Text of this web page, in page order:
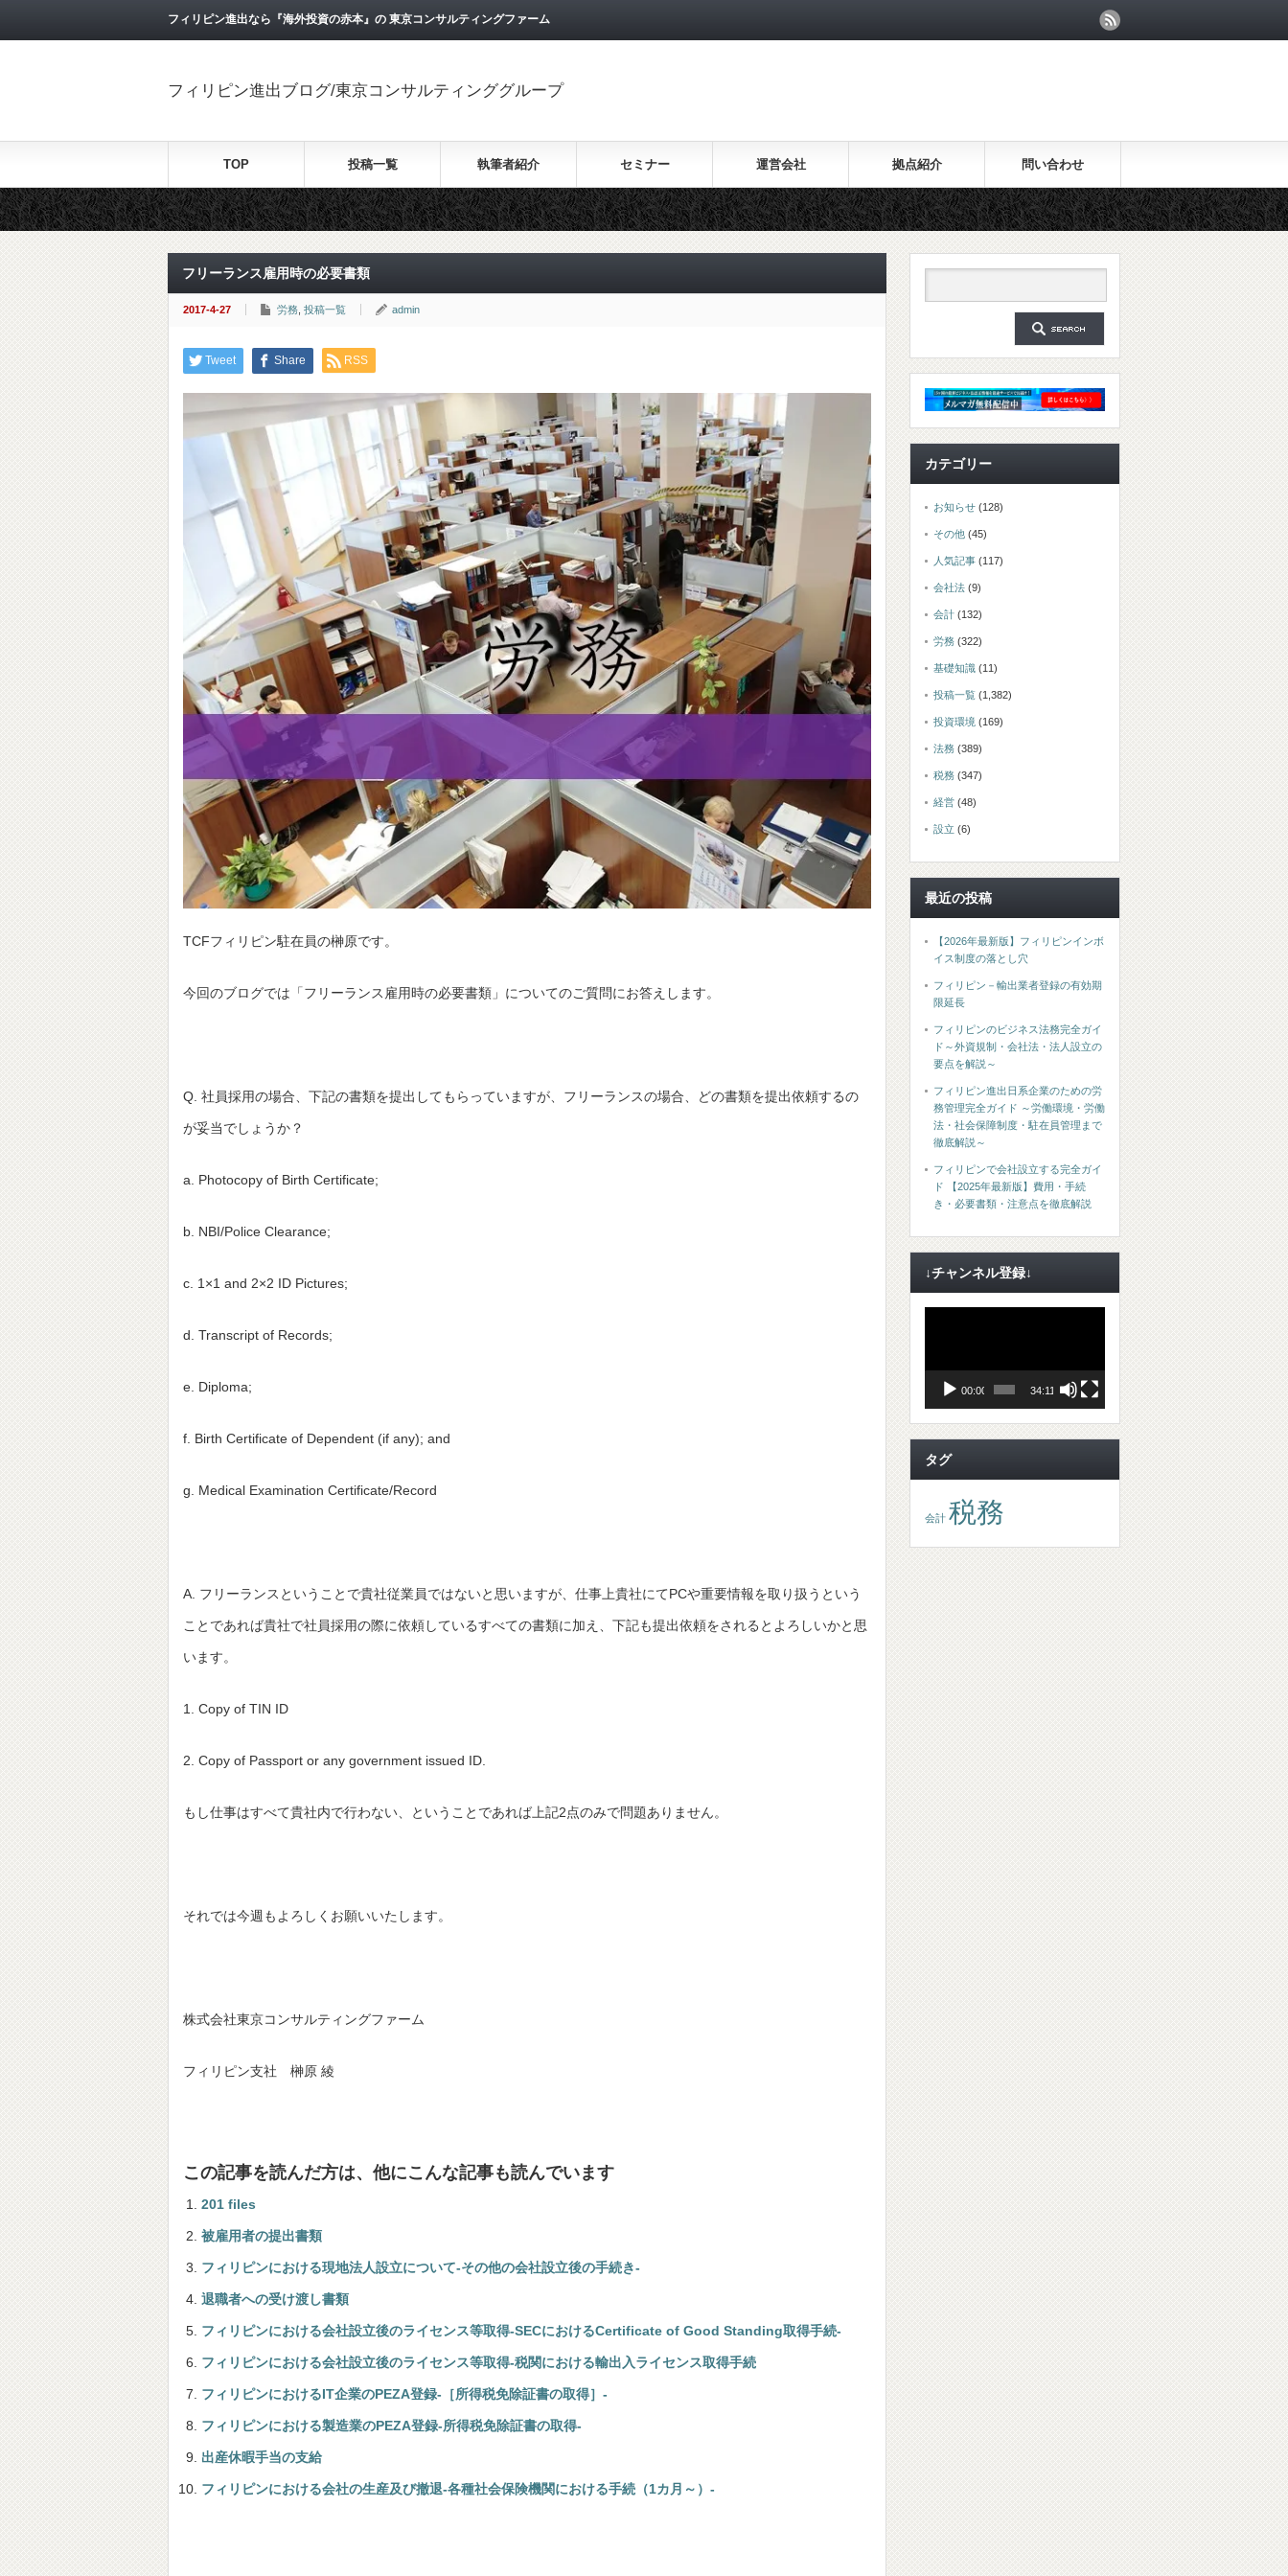
フィリピン進出なら『海外投資の赤本』の 東京コンサルティングファーム
フィリピン進出ブログ/東京コンサルティンググループ
TOP 投稿一覧 執筆者紹介 セミナー 運営会社 拠点紹介 問い合わせ
フリーランス雇用時の必要書類
2017-4-27 労務 投稿一覧 admin
Tweet Share RSS
TCFフィリピン駐在員の榊原です。
今回のブログでは「フリーランス雇用時の必要書類」についてのご質問にお答えします。
Q. 社員採用の場合、下記の書類を提出してもらっていますが、フリーランスの場合、どの書類を提出依頼するの
が妥当でしょうか？
a. Photocopy of Birth Certificate;
b. NBI/Police Clearance;
c. 1×1 and 2×2 ID Pictures;
d. Transcript of Records;
e. Diploma;
f. Birth Certificate of Dependent (if any); and
g. Medical Examination Certificate/Record
A. フリーランスということで貴社従業員ではないと思いますが、仕事上貴社にてPCや重要情報を取り扱うという
ことであれば貴社で社員採用の際に依頼しているすべての書類に加え、下記も提出依頼をされるとよろしいかと思
います。
1. Copy of TIN ID
2. Copy of Passport or any government issued ID.
もし仕事はすべて貴社内で行わない、ということであれば上記2点のみで問題ありません。
それでは今週もよろしくお願いいたします。
株式会社東京コンサルティングファーム
フィリピン支社 榊原 綾
この記事を読んだ方は、他にこんな記事も読んでいます
201 files
被雇用者の提出書類
フィリピンにおける現地法人設立について-その他の会社設立後の手続き-
退職者への受け渡し書類
フィリピンにおける会社設立後のライセンス等取得-SECにおけるCertificate of Good Standing取得手続-
フィリピンにおける会社設立後のライセンス等取得-税関における輸出入ライセンス取得手続
フィリピンにおけるIT企業のPEZA登録-［所得税免除証書の取得］-
フィリピンにおける製造業のPEZA登録-所得税免除証書の取得-
出産休暇手当の支給
フィリピンにおける会社の生産及び撤退-各種社会保険機関における手続（1カ月～）-
カテゴリー
お知らせ (128)
その他 (45)
人気記事 (117)
会社法 (9)
会計 (132)
労務 (322)
基礎知識 (11)
投稿一覧 (1,382)
投資環境 (169)
法務 (389)
税務 (347)
経営 (48)
設立 (6)
最近の投稿
【2026年最新版】フィリピンインボ
イス制度の落とし穴
フィリピン－輸出業者登録の有効期
限延長
フィリピンのビジネス法務完全ガイ
ド～外資規制・会社法・法人設立の
要点を解説～
フィリピン進出日系企業のための労
務管理完全ガイド ～労働環境・労働
法・社会保障制度・駐在員管理まで
徹底解説～
フィリピンで会社設立する完全ガイ
ド 【2025年最新版】費用・手続
き・必要書類・注意点を徹底解説
↓チャンネル登録↓
ー
00:00 34:11
タグ
会計 税務